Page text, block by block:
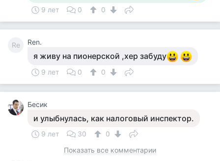
9 лет 0 0
Re Ren.
я живу на пионерской ,хер забуду
9 лет 0 0
Бесик
и улыбнулась, как налоговый инспектор.
9 лет 30
0
Показать все комментарии